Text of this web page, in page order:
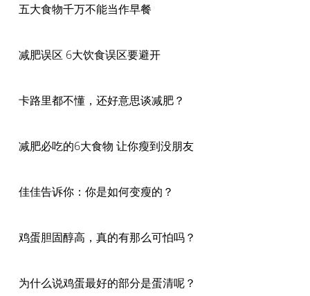
五大食物千万不能当作早餐
减肥误区 6大饮食误区要避开
卡路里都不懂，还好意思谈减肥？
减肥必吃的6大食物 让你瘦到没朋友
佳佳告诉你：你是如何变瘦的？
鸡蛋胆固醇高，真的有那么可怕吗？
为什么说鸡蛋最好的部分是蛋清呢？